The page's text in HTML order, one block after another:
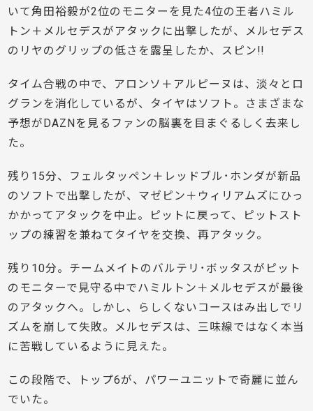
いて角田裕毅が2位のモニターを見た4位の王者ハミル
トン＋メルセデスがアタックに出撃したが、メルセデス
のリヤのグリップの低さを露呈したか、スピン!!
タイム合戦の中で、アロンソ＋アルピーヌは、淡々とロ
グランを消化しているが、タイヤはソフト。さまざまな
予想がDAZNを見るファンの脳裏を目まぐるしく去来し
た。
残り15分、フェルタッペン＋レッドブル･ホンダが新品
のソフトで出撃したが、マゼピン＋ウィリアムズにひっ
かかってアタックを中止。ピットに戻って、ピットスト
ップの練習を兼ねてタイヤを交換、再アタック。
残り10分。チームメイトのバルテリ･ボッタスがピット
のモニターで見守る中でハミルトン＋メルセデスが最後
のアタックへ。しかし、らしくないコースはみ出しでリ
ズムを崩して失敗。メルセデスは、三味線ではなく本当
に苦戦しているように見えた。
この段階で、トップ6が、パワーユニットで奇麗に並ん
でいた。